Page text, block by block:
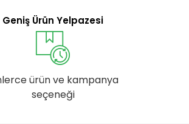
Geniş Ürün Yelpazesi
ürün ve kampanya
seçeneği